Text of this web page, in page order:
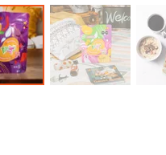
Bolsas de
café de
Bolsas de
Café